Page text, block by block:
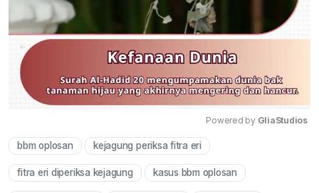
Powered by GliaStudios
bbm oplosan kejagung periksa fitra eri
fitra eri diperiksa kejagung kasus bbm oplosan